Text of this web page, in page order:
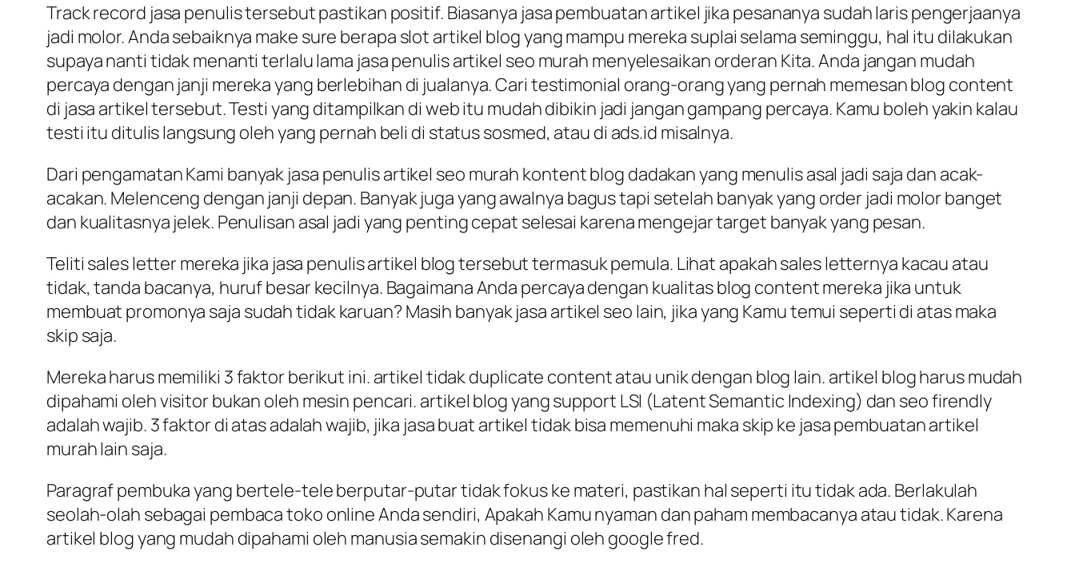
Track record jasa penulis tersebut pastikan positif. Biasanya jasa pembuatan artikel jika pesananya sudah laris pengerjaanya
jadi molor. Anda sebaiknya make sure berapa slot artikel blog yang mampu mereka suplai selama seminggu, hal itu dilakukan
supaya nanti tidak menanti terlalu lama jasa penulis artikel seo murah menyelesaikan orderan Kita. Anda jangan mudah
percaya dengan janji mereka yang berlebihan di jualanya. Cari testimonial orang-orang yang pernah memesan blog content
di jasa artikel tersebut. Testi yang ditampilkan di web itu mudah dibikin jadi jangan gampang percaya. Kamu boleh yakin kalau
testi itu ditulis langsung oleh yang pernah beli di status sosmed, atau di ads.id misalnya.
Dari pengamatan Kami banyak jasa penulis artikel seo murah kontent blog dadakan yang menulis asal jadi saja dan acak-
acakan. Melenceng dengan janji depan. Banyak juga yang awalnya bagus tapi setelah banyak yang order jadi molor banget
dan kualitasnya jelek. Penulisan asal jadi yang penting cepat selesai karena mengejar target banyak yang pesan.
Teliti sales letter mereka jika jasa penulis artikel blog tersebut termasuk pemula. Lihat apakah sales letternya kacau atau
tidak, tanda bacanya, huruf besar kecilnya. Bagaimana Anda percaya dengan kualitas blog content mereka jika untuk
membuat promonya saja sudah tidak karuan? Masih banyak jasa artikel seo lain, jika yang Kamu temui seperti di atas maka
skip saja.
Mereka harus memiliki 3 faktor berikut ini. artikel tidak duplicate content atau unik dengan blog lain. artikel blog harus mudah
dipahami oleh visitor bukan oleh mesin pencari. artikel blog yang support LSI (Latent Semantic Indexing) dan seo firendly
adalah wajib. 3 faktor di atas adalah wajib, jika jasa buat artikel tidak bisa memenuhi maka skip ke jasa pembuatan artikel
murah lain saja.
Paragraf pembuka yang bertele-tele berputar-putar tidak fokus ke materi, pastikan hal seperti itu tidak ada. Berlakulah
seolah-olah sebagai pembaca toko online Anda sendiri, Apakah Kamu nyaman dan paham membacanya atau tidak. Karena
artikel blog yang mudah dipahami oleh manusia semakin disenangi oleh google fred.